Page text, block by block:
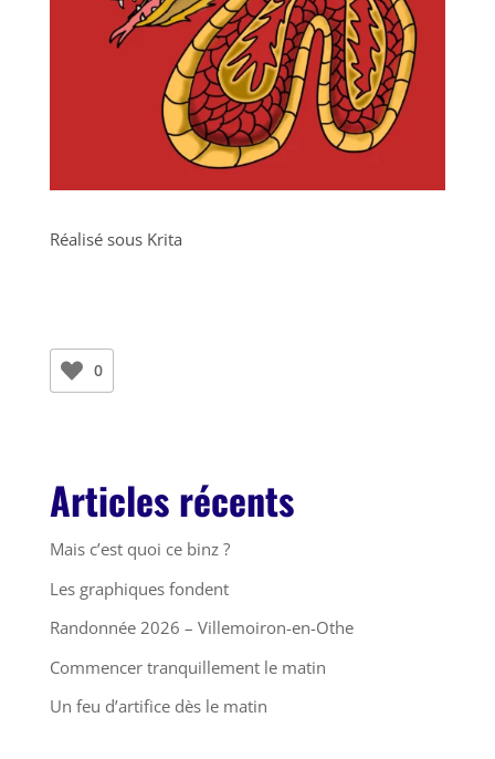
Réalisé sous Krita
0
Articles récents
Mais c’est quoi ce binz ?
Les graphiques fondent
Randonnée 2026 – Villemoiron-en-Othe
Commencer tranquillement le matin
Un feu d’artifice dès le matin